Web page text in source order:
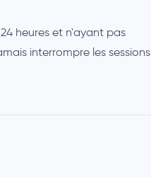
heures et n'ayant pas
interrompre les sessions